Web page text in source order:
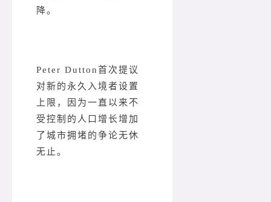
降。
Peter Dutton首次提议
对新的永久入境者设置
上限，因为一直以来不
受控制的人口增长增加
了城市拥堵的争论无休
无止。